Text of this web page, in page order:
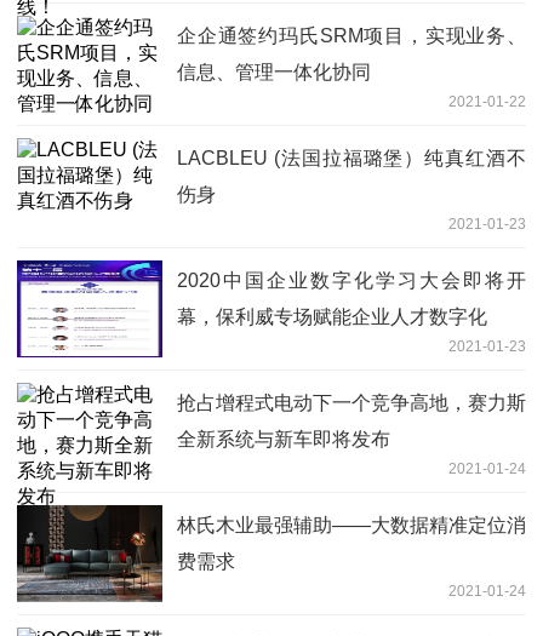
企企通签约玛氏SRM项目，实现业务、
信息、管理一体化协同
2021-01-22
LACBLEU (法国拉福璐堡）纯真红酒不
伤身
2021-01-23
2020中国企业数字化学习大会即将开
幕，保利威专场赋能企业人才数字化
2021-01-23
抢占增程式电动下一个竞争高地，赛力斯
全新系统与新车即将发布
2021-01-24
林氏木业最强辅助——大数据精准定位消
费需求
2021-01-24